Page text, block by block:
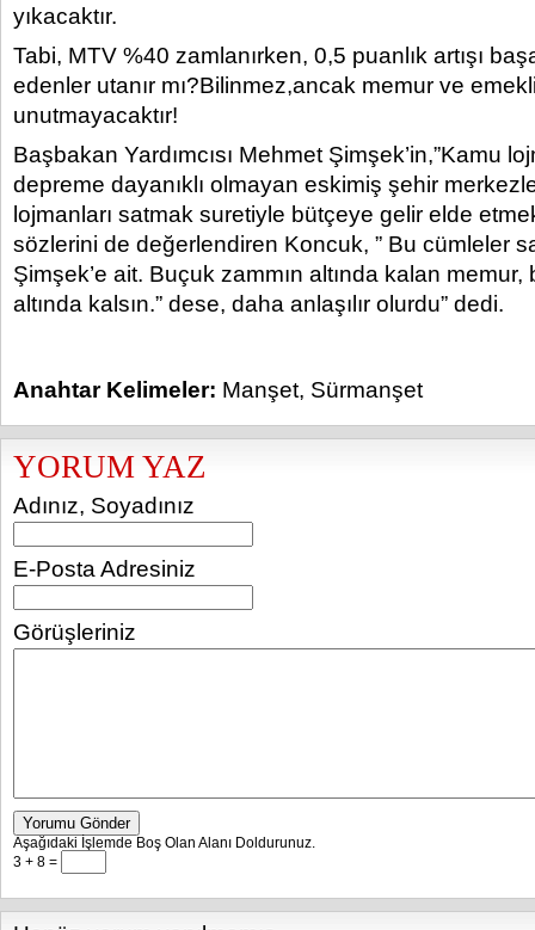
yıkacaktır.
Tabi, MTV %40 zamlanırken, 0,5 puanlık artışı
edenler utanır mı?Bilinmez,ancak memur ve
unutmayacaktır!
Başbakan Yardımcısı Mehmet Şimşek’in,”Kamu
depreme dayanıklı olmayan eskimiş şehir
lojmanları satmak suretiyle bütçeye gelir elde
sözlerini de değerlendiren Koncuk, ” Bu cümleler
Şimşek’e ait. Buçuk zammın altında kalan memur,
altında kalsın.” dese, daha anlaşılır olurdu” dedi.
Anahtar Kelimeler: Manşet, Sürmanşet
YORUM YAZ
Adınız, Soyadınız
E-Posta Adresiniz
Görüşleriniz
Yorumu Gönder
Aşağıdaki İşlemde Boş Olan Alanı Doldurunuz.
3 + 8 =